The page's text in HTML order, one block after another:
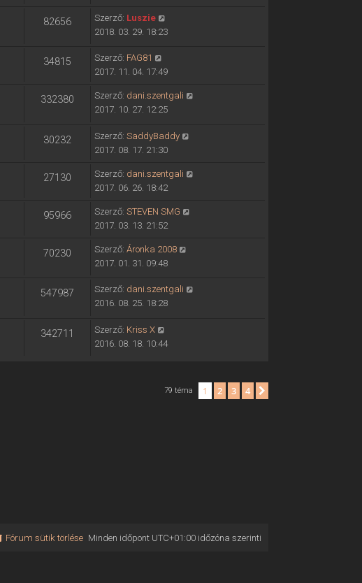
82656 Szerző: Luszie
2018. 03. 29. 18:23
34815 Szerző: FAG81
2017. 11. 04. 17:49
332380 Szerző: dani.szentgali
2017. 10. 27. 12:25
30232 Szerző: SaddyBaddy
2017. 08. 17. 21:30
27130 Szerző: dani.szentgali
2017. 06. 26. 18:42
95966 Szerző: STEVEN SMG
2017. 03. 13. 21:52
70230 Szerző: Áronka 2008
2017. 01. 31. 09:48
547987 Szerző: dani.szentgali
2016. 08. 25. 18:28
342711 Szerző: Kriss X
2016. 08. 18. 10:44
79 téma 1 2 3 4
Minden időpont UTC+01:00időzóna szerinti
Fórum sütik törlése